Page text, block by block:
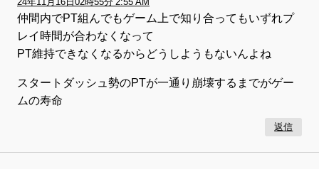
仲間内でPT組んでもゲーム上で知り合ってもいずれプ
レイ時間が合わなくなって
PT維持できなくなるからどうしようもないんよね
スタートダッシュ勢のPTが一通り崩壊するまでがゲー
ムの寿命
返信